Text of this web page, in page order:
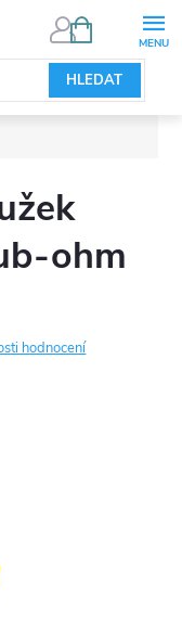
HLEDAT
NÁKUPNÍ
ohm
hodnocení